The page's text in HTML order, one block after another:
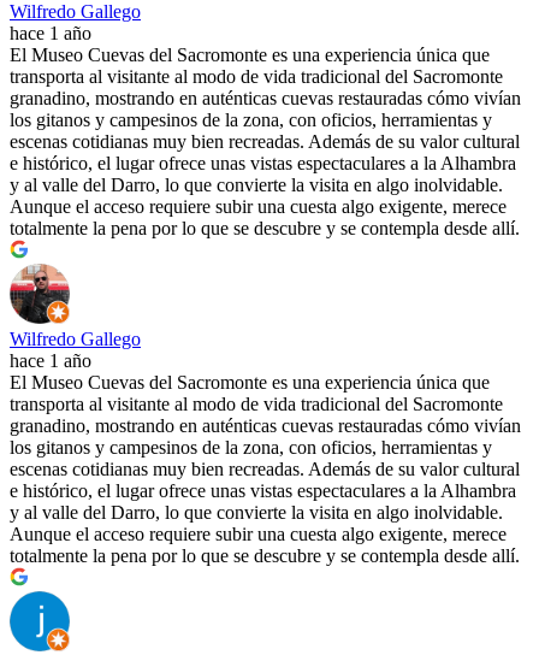
Wilfredo Gallego
hace 1 año
El Museo Cuevas del Sacromonte es una experiencia única que
transporta al visitante al modo de vida tradicional del Sacromonte
granadino, mostrando en auténticas cuevas restauradas cómo vivían
los gitanos y campesinos de la zona, con oficios, herramientas y
escenas cotidianas muy bien recreadas. Además de su valor cultural
e histórico, el lugar ofrece unas vistas espectaculares a la Alhambra
y al valle del Darro, lo que convierte la visita en algo inolvidable.
Aunque el acceso requiere subir una cuesta algo exigente, merece
totalmente la pena por lo que se descubre y se contempla desde allí.
Wilfredo Gallego
hace 1 año
El Museo Cuevas del Sacromonte es una experiencia única que
transporta al visitante al modo de vida tradicional del Sacromonte
granadino, mostrando en auténticas cuevas restauradas cómo vivían
los gitanos y campesinos de la zona, con oficios, herramientas y
escenas cotidianas muy bien recreadas. Además de su valor cultural
e histórico, el lugar ofrece unas vistas espectaculares a la Alhambra
y al valle del Darro, lo que convierte la visita en algo inolvidable.
Aunque el acceso requiere subir una cuesta algo exigente, merece
totalmente la pena por lo que se descubre y se contempla desde allí.